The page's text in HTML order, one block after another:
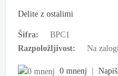
Delite z ostalimi
Šifra:
BPC1
Razpoložljivost:
Na
0 mnenj